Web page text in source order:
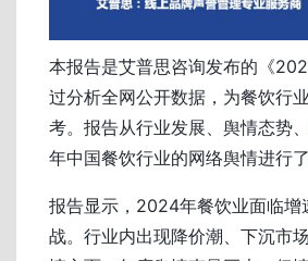
本报告是艾普思咨询发布的《
过分析全网公开数据，为餐饮行
考。报告从行业发展、舆情态势
年中国餐饮行业的网络舆情进行
报告显示，2024年餐饮业面临
战。行业内出现降价潮、下沉市